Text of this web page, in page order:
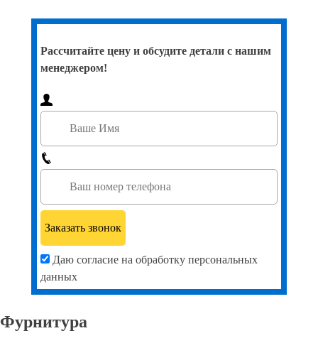
Рассчитайте цену и обсудите детали с нашим
менеджером!
Даю согласие на обработку персональных
данных
Фурнитура